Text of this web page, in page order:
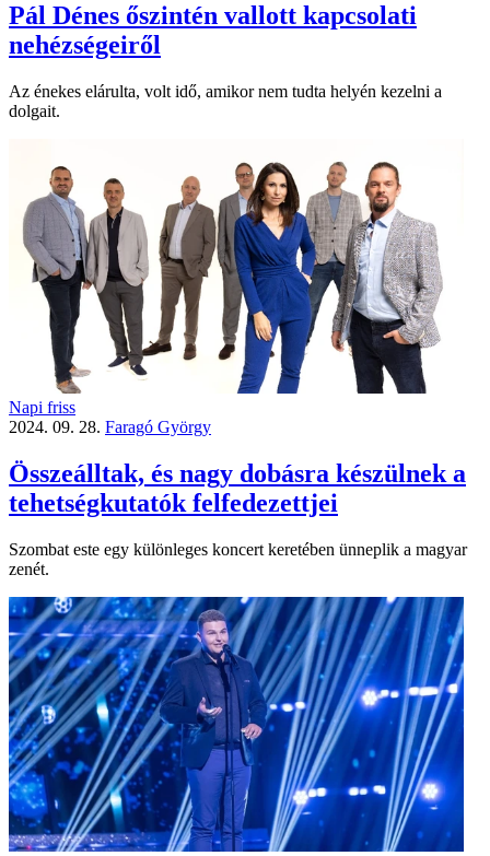
Pál Dénes őszintén vallott kapcsolati
nehézségeiről
Az énekes elárulta, volt idő, amikor nem tudta helyén kezelni a
dolgait.
Napi friss
2024. 09. 28. Faragó György
Összeálltak, és nagy dobásra készülnek a
tehetségkutatók felfedezettjei
Szombat este egy különleges koncert keretében ünneplik a magyar
zenét.